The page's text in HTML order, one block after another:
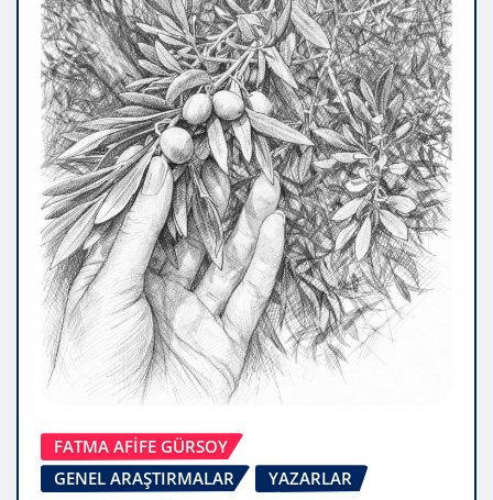
FATMA AFİFE GÜRSOY
GENEL ARAŞTIRMALAR
YAZARLAR